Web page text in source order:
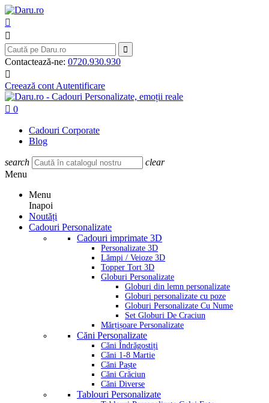



Contactează-ne: 0720.930.930

Creează cont Autentificare
 0
Cadouri Corporate
Blog
search
clear
Menu
Menu
Inapoi
Noutăți
Cadouri Personalizate
Cadouri imprimate 3D
Personalizate 3D
Lămpi / Veioze 3D
Topper Tort 3D
Globuri Personalizate
Globuri din lemn personalizate
Globuri personalizate cu poze
Globuri Personalizate Cu Nume
Set Globuri De Craciun
Mărțișoare Personalizate
Căni Personalizate
Căni Îndrăgostiți
Căni 1-8 Martie
Căni Paște
Căni Crăciun
Căni Diverse
Tablouri Personalizate